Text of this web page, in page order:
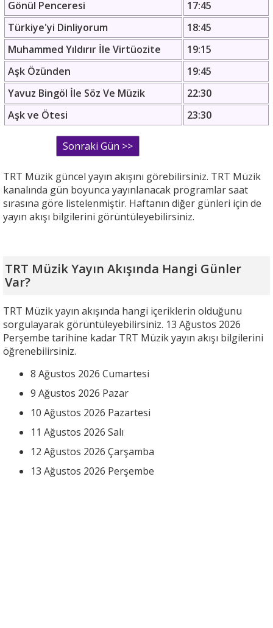
Gönül Penceresi
17:45
Türkiye'yi Dinliyorum
18:45
Muhammed Yıldırır İle Virtüozite
19:15
Aşk Özünden
19:45
Yavuz Bingöl İle Söz Ve Müzik
22:30
Aşk ve Ötesi
23:30
TRT Müzik güncel yayın akışını görebilirsiniz. TRT Müzik
kanalında gün boyunca yayınlanacak programlar saat
sırasına göre listelenmiştir. Haftanın diğer günleri için de
yayın akışı bilgilerini görüntüleyebilirsiniz.
TRT Müzik Yayın Akışında Hangi Günler
Var?
TRT Müzik yayın akışında hangi içeriklerin olduğunu
sorgulayarak görüntüleyebilirsiniz. 13 Ağustos 2026
Perşembe tarihine kadar TRT Müzik yayın akışı bilgilerini
öğrenebilirsiniz.
8 Ağustos 2026 Cumartesi
9 Ağustos 2026 Pazar
10 Ağustos 2026 Pazartesi
11 Ağustos 2026 Salı
12 Ağustos 2026 Çarşamba
13 Ağustos 2026 Perşembe